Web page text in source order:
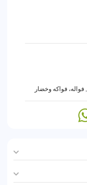
فواله، فواكه وخضار